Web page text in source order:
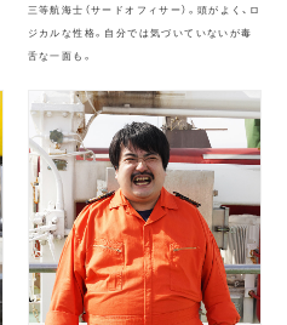
三等航海士（サードオフィサー）。頭がよく、ロ
ジカルな性格。自分では気づいていないが毒
舌な一面も。